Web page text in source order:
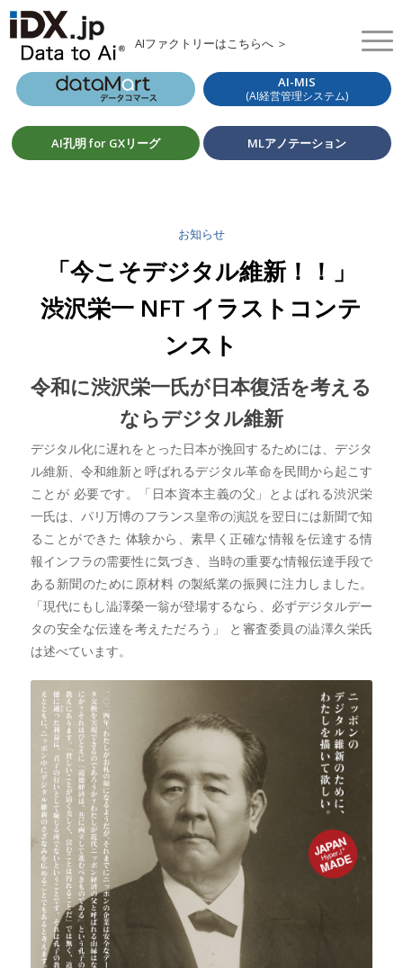
AIファクトリーはこちらへ ＞
AI-MIS
(AI経営管理システム)
AI孔明 for GXリーグ MLアノテーション
お知らせ
「今こそデジタル維新！！」
渋沢栄一 NFT イラストコンテ
ンスト
令和に渋沢栄一氏が日本復活を考える
ならデジタル維新
デジタル化に遅れをとった日本が挽回するためには、デジタ
ル維新、令和維新と呼ばれるデジタル革命を民間から起こす
ことが 必要です。「日本資本主義の父」とよばれる渋沢栄
一氏は、パリ万博のフランス皇帝の演説を翌日には新聞で知
ることができた 体験から、素早く正確な情報を伝達する情
報インフラの需要性に気づき、当時の重要な情報伝達手段で
ある新聞のために原材料 の製紙業の振興に注力しました。
「現代にもし澁澤榮一翁が登場するなら、必ずデジタルデー
タの安全な伝達を考えただろう」 と審査委員の澁澤久栄氏
は述べています。